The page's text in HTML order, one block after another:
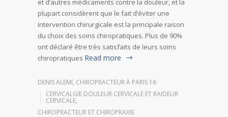
plupart considèrent que le fait d’éviter une
intervention chirurgicale est la principale raison
du choix des soins chiropratiques. Plus de 90%
ont déclaré être très satisfaits de leurs soins
chiropratiques Read more
DENIS ALEMI, CHIROPRACTEUR À PARIS 16
CERVICALGIE DOULEUR CERVICALE ET RAIDEUR
CERVICALE,
CHIROPRACTEUR ET CHIROPRAXIE